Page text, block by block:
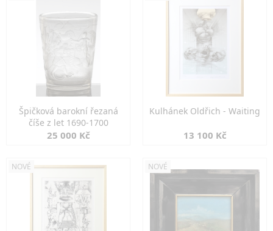
Špičková barokní řezaná
číše z let 1690-1700
25 000 Kč
Kulhánek Oldřich - Waiting
13 100 Kč
NOVÉ NOVÉ